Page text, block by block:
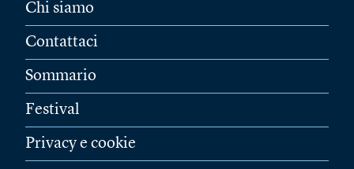
Chi siamo
Contattaci
Sommario
Festival
Privacy e cookie